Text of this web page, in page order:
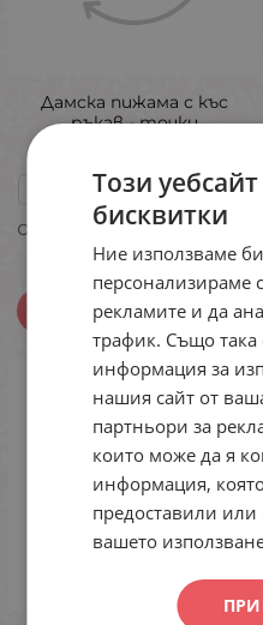
Дамска пижама с къс
ръкав - точки
XL 3XL 4XL +2
15.08€ / 29.49лв.
ВАРИАНТИ
Този
бисквитки
Ние използваме
персонализираме
рекламите и да
трафик. Също така
информация за
нашия сайт от
партньори за
които може да я
информация,
предоставили или
вашето